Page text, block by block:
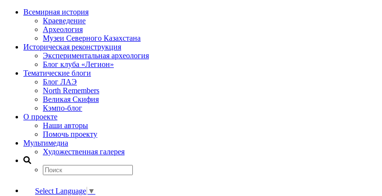
Всемирная история
Краеведение
Археология
Музеи Северного Казахстана
Историческая реконструкция
Экспериментальная археология
Блог клуба «Легион»
Тематические блоги
Блог ЛАЭ
North Remembers
Великая Скифия
Кэмпо-блог
О проекте
Наши авторы
Помочь проекту
Мультимедиа
Художественная галерея
Select Language ▼